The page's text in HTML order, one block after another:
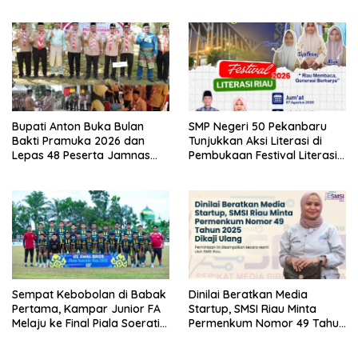
Bupati Anton Buka Bulan
Bakti Pramuka 2026 dan
Lepas 48 Peserta Jamnas
SMP Negeri 50 Pekanbaru
Tunjukkan Aksi Literasi di
Pembukaan Festival Literasi
Sempat Kebobolan di Babak
Pertama, Kampar Junior FA
Melaju ke Final Piala Soeratin
Dinilai Beratkan Media
Startup, SMSI Riau Minta
Permenkum Nomor 49 Tahun